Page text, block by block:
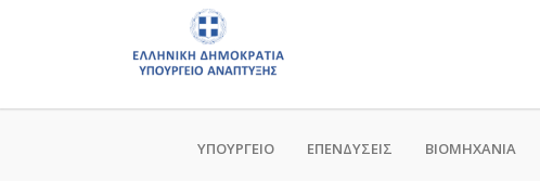
ΥΠΟΥΡΓΕΙΟ ΕΠΕΝΔΥΣΕΙΣ ΒΙΟΜΗΧΑΝΙΑ